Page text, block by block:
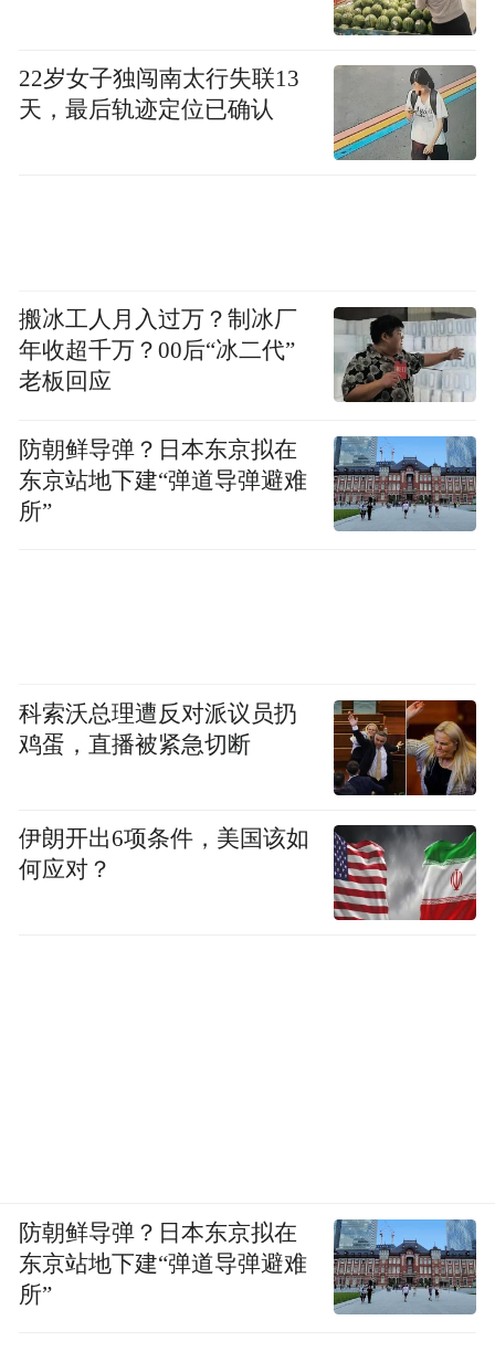
查；孩子出生以后，积极地按照儿童保健完
成若干的规定。
22岁女子独闯南太行失联13
天，最后轨迹定位已确认
搬冰工人月入过万？制冰厂
年收超千万？00后“冰二代”
老板回应
防朝鲜导弹？日本东京拟在
东京站地下建“弹道导弹避难
所”
科索沃总理遭反对派议员扔
鸡蛋，直播被紧急切断
伊朗开出6项条件，美国该如
何应对？
防朝鲜导弹？日本东京拟在
东京站地下建“弹道导弹避难
所”